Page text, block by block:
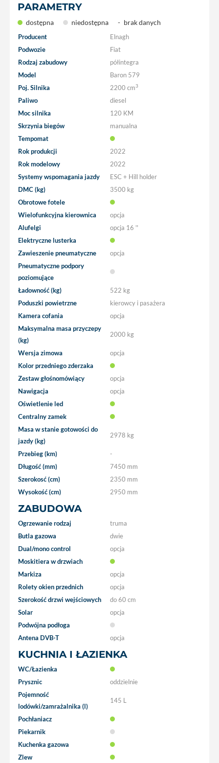
PARAMETRY
dostępna niedostępna - brak danych
Producent
Elnagh
Podwozie
Fiat
Rodzaj zabudowy
półintegra
Model
Baron 579
Poj. Silnika
2200 cm3
Paliwo
diesel
Moc silnika
120 KM
Skrzynia biegów
manualna
Tempomat
Rok produkcji
2022
Rok modelowy
2022
Systemy wspomagania jazdy
ESC + Hill holder
DMC (kg)
3500 kg
Obrotowe fotele
Wielofunkcyjna kierownica
opcja
Alufelgi
opcja 16 ''
Elektryczne lusterka
Zawieszenie pneumatyczne
opcja
Pneumatyczne podpory
poziomujące
Ładowność (kg)
522 kg
Poduszki powietrzne
kierowcy i pasażera
Kamera cofania
opcja
Maksymalna masa przyczepy
(kg)
2000 kg
Wersja zimowa
opcja
Kolor przedniego zderzaka
Zestaw głośnomówiący
opcja
Nawigacja
opcja
Oświetlenie led
Centralny zamek
Masa w stanie gotowości do
jazdy (kg)
2978 kg
Przebieg (km)
-
Długość (mm)
7450 mm
Szerokosć (cm)
2350 mm
Wysokość (cm)
2950 mm
ZABUDOWA
Ogrzewanie rodzaj
truma
Butla gazowa
dwie
Dual/mono control
opcja
Moskitiera w drzwiach
Markiza
opcja
Rolety okien przednich
opcja
Szerokość drzwi wejściowych
do 60 cm
Solar
opcja
Podwójna podłoga
Antena DVB-T
opcja
KUCHNIA I ŁAZIENKA
WC/Łazienka
Prysznic
oddzielnie
Pojemność
lodówki/zamrażalnika (l)
145 L
Pochłaniacz
Piekarnik
Kuchenka gazowa
Zlew